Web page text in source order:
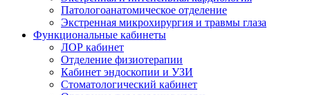
Патологоанатомическое отделение
Экстренная микрохирургия и травмы глаза
Функциональные кабинеты
ЛОР кабинет
Отделение физиотерапии
Кабинет эндоскопии и УЗИ
Стоматологический кабинет